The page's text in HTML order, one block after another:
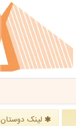
لینک دوستان